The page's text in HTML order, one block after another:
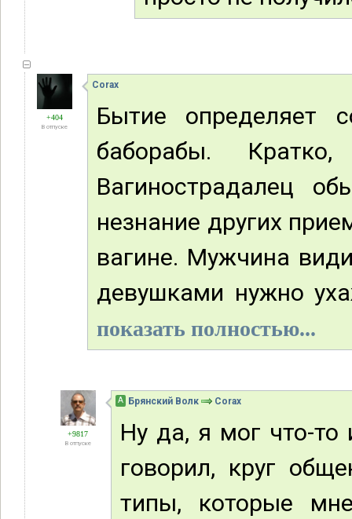
+404
В отпуске
Corax
Бытие определяет
баборабы.
Вагинострадалец
незнание других
вагине. Мужчина
девушками нужно
показать полностью...
+9817
В отпуске
А Брянский Волк Corax
Ну да, я мог что-то
говорил, круг
типы, которые